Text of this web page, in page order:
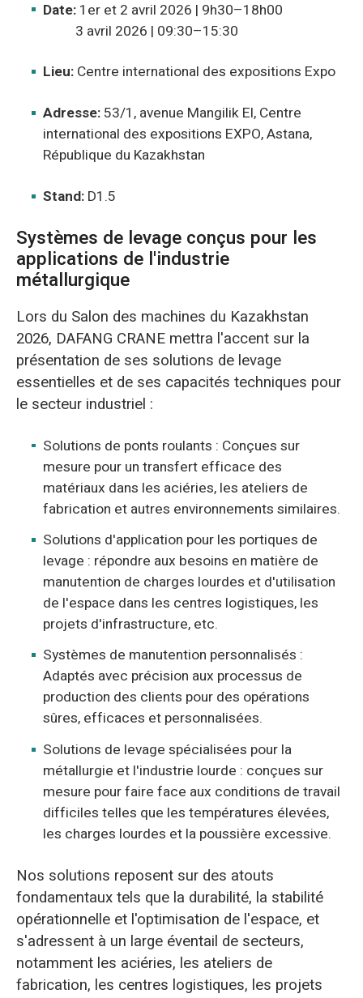
Date: 1er et 2 avril 2026 | 9h30–18h00
3 avril 2026 | 09:30–15:30
Lieu: Centre international des expositions Expo
Adresse: 53/1, avenue Mangilik El, Centre
international des expositions EXPO, Astana,
République du Kazakhstan
Stand: D1.5
Systèmes de levage conçus pour les
applications de l'industrie
métallurgique
Lors du Salon des machines du Kazakhstan
2026, DAFANG CRANE mettra l'accent sur la
présentation de ses solutions de levage
essentielles et de ses capacités techniques pour
le secteur industriel :
Solutions de ponts roulants : Conçues sur
mesure pour un transfert efficace des
matériaux dans les aciéries, les ateliers de
fabrication et autres environnements similaires.
Solutions d'application pour les portiques de
levage : répondre aux besoins en matière de
manutention de charges lourdes et d'utilisation
de l'espace dans les centres logistiques, les
projets d'infrastructure, etc.
Systèmes de manutention personnalisés :
Adaptés avec précision aux processus de
production des clients pour des opérations
sûres, efficaces et personnalisées.
Solutions de levage spécialisées pour la
métallurgie et l'industrie lourde : conçues sur
mesure pour faire face aux conditions de travail
difficiles telles que les températures élevées,
les charges lourdes et la poussière excessive.
Nos solutions reposent sur des atouts
fondamentaux tels que la durabilité, la stabilité
opérationnelle et l'optimisation de l'espace, et
s'adressent à un large éventail de secteurs,
notamment les aciéries, les ateliers de
fabrication, les centres logistiques, les projets